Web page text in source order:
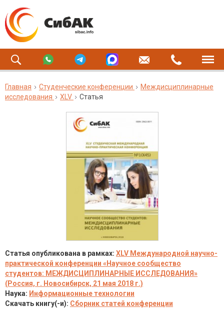
Главная Студенческие конференции
Междисциплинарные
исследования
XLV Статья
Статья опубликована в рамках: XLV Международной научно-
практической конференции «Научное сообщество
студентов: МЕЖДИСЦИПЛИНАРНЫЕ ИССЛЕДОВАНИЯ»
(Россия, г. Новосибирск, 21 мая 2018 г.)
Наука: Информационные технологии
Скачать книгу(-и): Сборник статей конференции